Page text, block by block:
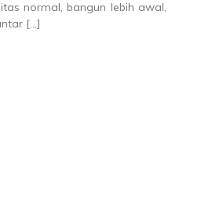
normal, bangun lebih awal,
[…]